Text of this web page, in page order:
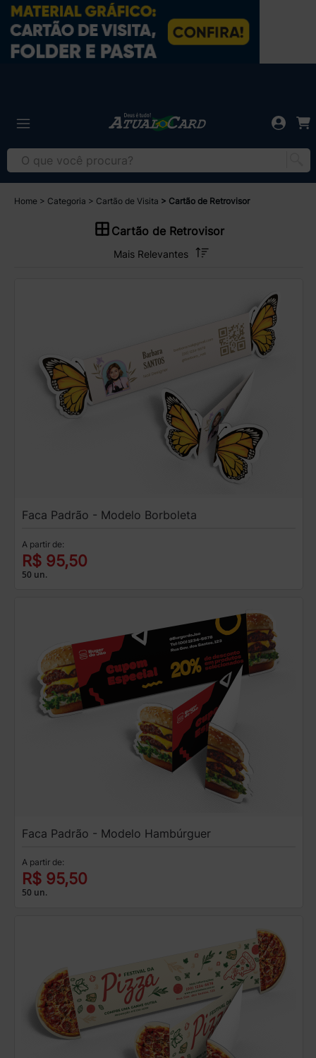
Home Categoria Cartão de Visita Cartão de Retrovisor
Cartão de Retrovisor
Faca Padrão - Modelo Borboleta
A partir de:
R$ 95,50
50 un.
Faca Padrão - Modelo Hambúrguer
A partir de:
R$ 95,50
50 un.